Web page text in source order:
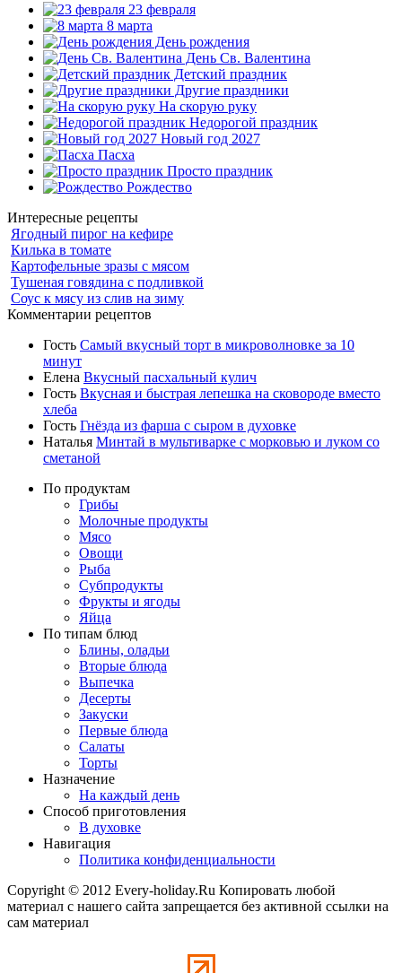
23 февраля
8 марта
День рождения
День Св. Валентина
Детский праздник
Другие праздники
На скорую руку
Недорогой праздник
Новый год 2027
Пасха
Просто праздник
Рождество
Интересные рецепты
Ягодный пирог на кефире
Килька в томате
Картофельные зразы с мясом
Тушеная говядина с подливкой
Соус к мясу из слив на зиму
Комментарии рецептов
Гость Самый вкусный торт в микроволновке за 10
минут
Елена Вкусный пасхальный кулич
Гость Вкусная и быстрая лепешка на сковороде вместо
хлеба
Гость Гнёзда из фарша с сыром в духовке
Наталья Минтай в мультиварке с морковью и луком со
сметаной
По продуктам
Грибы
Молочные продукты
Мясо
Овощи
Рыба
Субпродукты
Фрукты и ягоды
Яйца
По типам блюд
Блины, оладьи
Вторые блюда
Выпечка
Десерты
Закуски
Первые блюда
Салаты
Торты
Назначение
На каждый день
Способ приготовления
В духовке
Навигация
Политика конфиденциальности
Copyright © 2012 Every-holiday.Ru Копировать любой
материал с нашего сайта запрещается без активной ссылки на
сам материал